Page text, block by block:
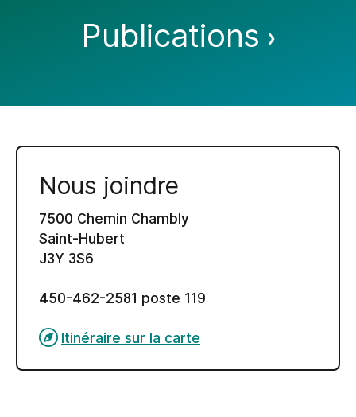
Publications
Nous joindre
7500 Chemin Chambly
Saint-Hubert
J3Y 3S6
450-462-2581 poste 119
Itinéraire sur la carte